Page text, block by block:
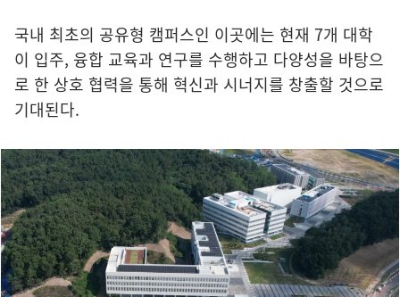
국내 최초의 공유형 캠퍼스인 이곳에는 현재 7개 대학
이 입주, 융합 교육과 연구를 수행하고 다양성을 바탕으
로 한 상호 협력을 통해 혁신과 시너지를 창출할 것으로
기대된다.